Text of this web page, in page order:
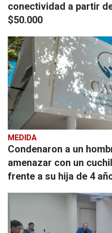
conectividad a partir
$50.000
MEDIDA
Condenaron a un
amenazar con un
frente a su hija de 4